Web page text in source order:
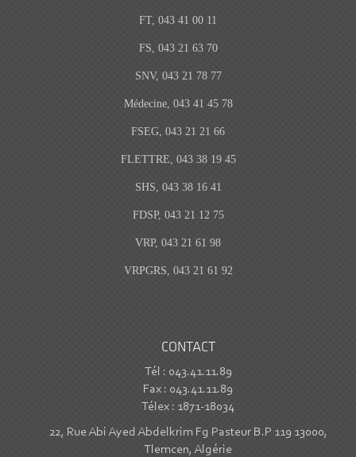
FT, 043 41 00 11
FS, 043 21 63 70
SNV, 043 21 78 77
Médecine, 043 41 45 78
FSEG, 043 21 21 66
FLETTRE, 043 38 19 45
SHS, 043 38 16 41
FDSP, 043 21 12 75
VRP, 043 21 61 98
VRPGRS, 043 21 61 92
CONTACT
Tél : 043.41.11.89
Fax : 043.41.11.89
Télex : 1871-18034
22, Rue Abi Ayed Abdelkrim Fg Pasteur B.P 119 13000,
Tlemcen, Algérie